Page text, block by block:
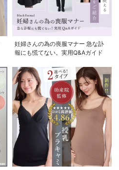
妊婦さんの為の喪服マナー 急な訃
報にも慌てない。実用Q&Aガイド